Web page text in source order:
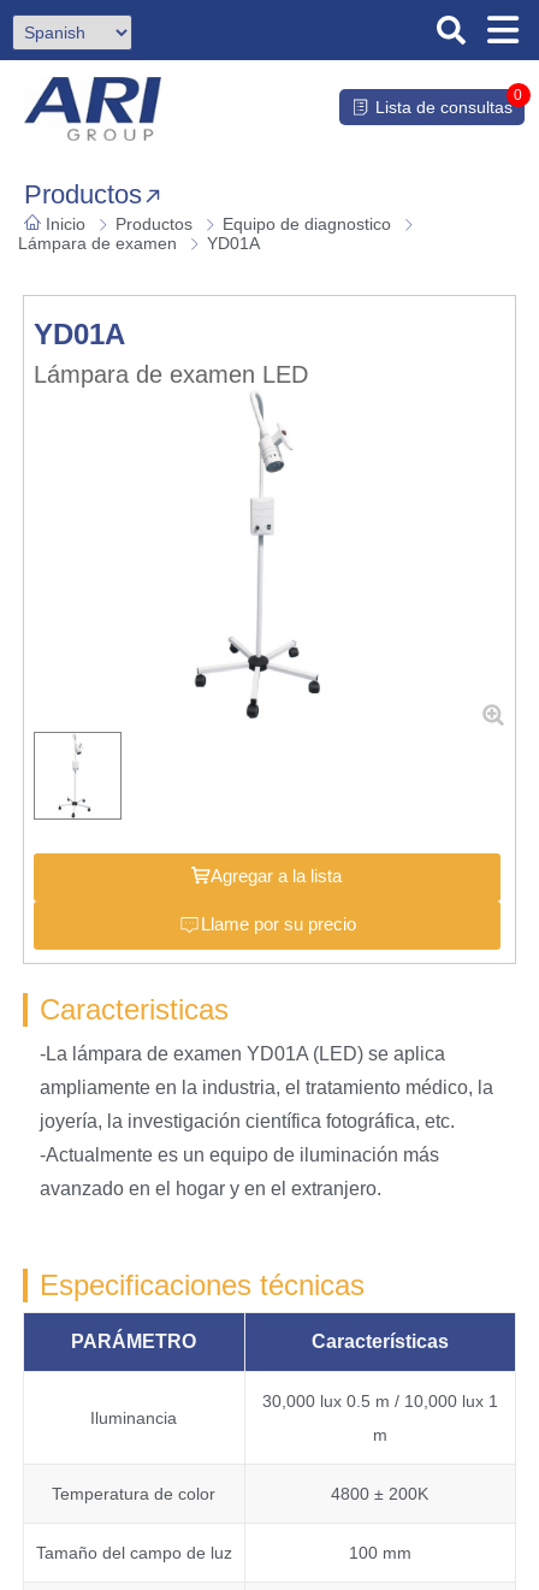
Lista de consultas
0
Productos
Inicio Productos
Equipo de diagnostico
Lámpara de examen
YD01A
YD01A
Lámpara de examen LED
Agregar a la lista
Llame por su precio
Caracteristicas
-La lámpara de examen YD01A (LED) se aplica
ampliamente en la industria, el tratamiento médico, la
joyería, la investigación científica fotográfica, etc.
-Actualmente es un equipo de iluminación más
avanzado en el hogar y en el extranjero.
Especificaciones técnicas
PARÁMETRO Características
Iluminancia
30,000 lux 0.5 m / 10,000 lux 1
m
Temperatura de color 4800 ± 200K
Tamaño del campo de luz 100 mm